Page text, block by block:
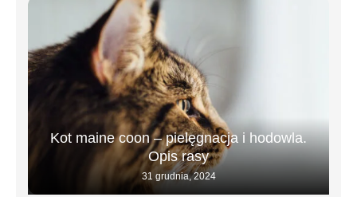
Kot maine coon – pielęgnacja i hodowla.
Opis rasy
31 grudnia, 2024